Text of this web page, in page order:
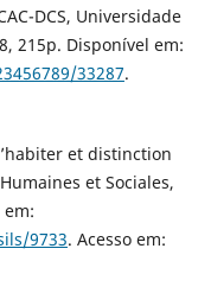
DCS, Universidade
215p. Disponível em:
33287.
et distinction
et Sociales,
9733. Acesso em: